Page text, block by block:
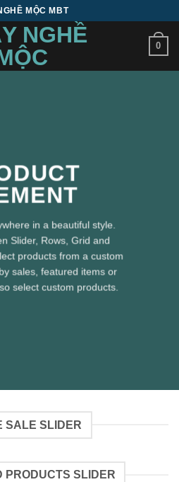
MỘC MBT
0
in a beautiful style.
Slider, Rows, Grid and
products from a custom
sales, featured items or
select custom products.
SALE SLIDER
PRODUCTS SLIDER